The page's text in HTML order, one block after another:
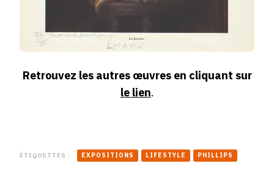
Retrouvez les autres œuvres en cliquant sur
le lien.
ÉTIQUETTES : EXPOSITIONS LIFESTYLE PHILLIPS